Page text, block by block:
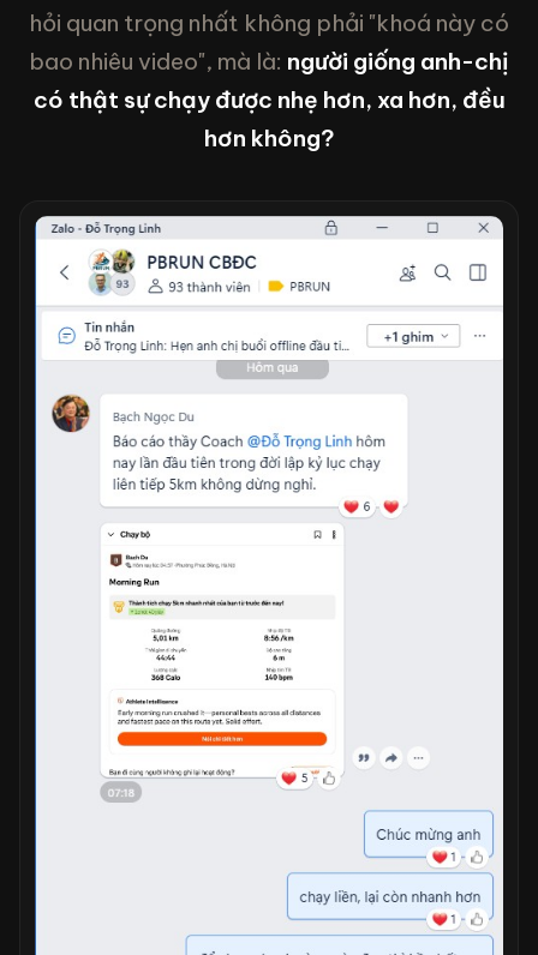
hỏi quan trọng nhất không phải "khoá này có
bao nhiêu video", mà là: người giống anh-chị
có thật sự chạy được nhẹ hơn, xa hơn, đều
hơn không?